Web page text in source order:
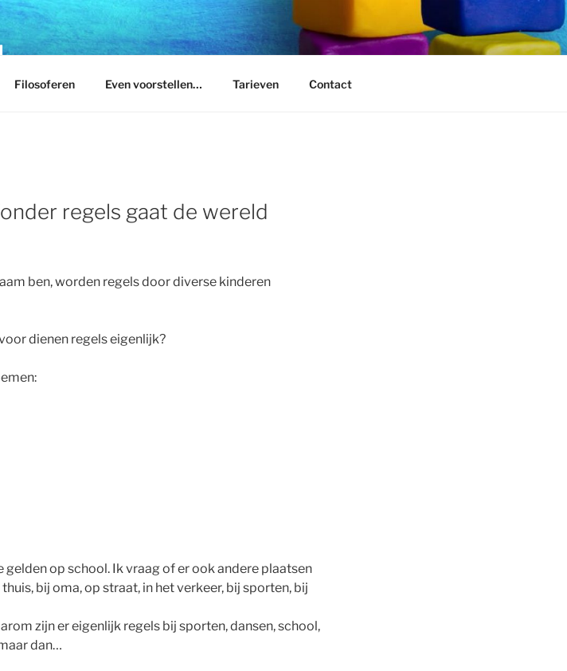
Filosoferen Even voorstellen… Tarieven Contact
regels gaat de wereld
ben, worden regels door diverse kinderen
dienen regels eigenlijk?
op school. Ik vraag of er ook andere plaatsen
bij oma, op straat, in het verkeer, bij sporten, bij
zijn er eigenlijk regels bij sporten, dansen, school,
dan…